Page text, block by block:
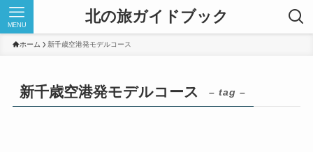
北の旅ガイドブック
MENU
ホーム 新千歳空港発モデルコース
新千歳空港発モデルコース – tag –